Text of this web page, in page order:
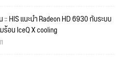
:: HIS แนะนำ Radeon HD 6930 กับระบบ
ร้อน IceQ X cooling